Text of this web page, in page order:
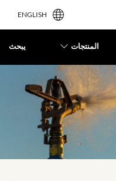
ENGLISH
المنتجات يبحث